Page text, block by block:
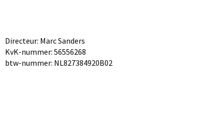
Directeur: Marc Sanders
KvK-nummer: 56556268
btw-nummer: NL827384920B02